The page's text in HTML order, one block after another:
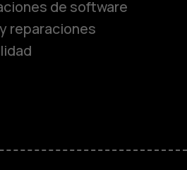
de software
reparaciones